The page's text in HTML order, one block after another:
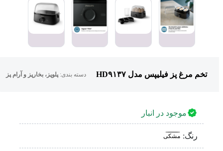
تخم مرغ پز فیلیپس مدل HD۹۱۳۷ دسته بندی:پلوپز، بخارپز و آرام پز
موجود در انبار
رنگ: مشکی